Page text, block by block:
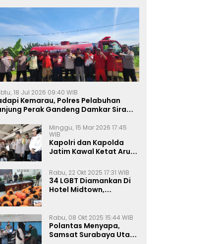
18 Jul 2026 09:40 WIB
Kemarau, Polres Pelabuhan
Perak Gandeng Damkar Siram
Minggu, 15 Mar 2026 17:45
WIB
Kapolri dan Kapolda
Jatim Kawal Ketat Arus
Rabu, 22 Okt 2025 17:31 WIB
34 LGBT Diamankan Di
Hotel Midtown,
Rabu, 08 Okt 2025 15:44 WIB
Polantas Menyapa,
Samsat Surabaya Utara